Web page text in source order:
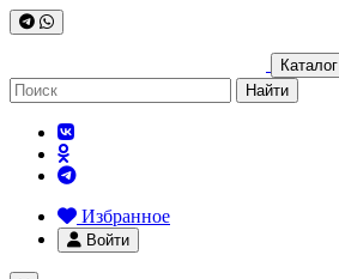
Каталог
Найти
Избранное
Войти